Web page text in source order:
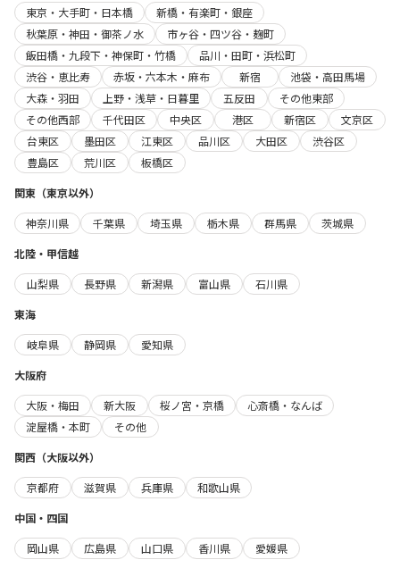
東京・大手町・日本橋
新橋・有楽町・銀座
秋葉原・神田・御茶ノ水
市ヶ谷・四ツ谷・麹町
飯田橋・九段下・神保町・竹橋
品川・田町・浜松町
渋谷・恵比寿
赤坂・六本木・麻布 新宿
池袋・高田馬場
大森・羽田
上野・浅草・日暮里 五反田
その他東部
その他西部
千代田区 中央区 港区 新宿区
文京区
台東区
墨田区 江東区 品川区 大田区
渋谷区
豊島区
荒川区
板橋区
関東（東京以外）
神奈川県
千葉県 埼玉県 栃木県 群馬県
茨城県
北陸・甲信越
山梨県
長野県 新潟県 富山県
石川県
東海
岐阜県
静岡県
愛知県
大阪府
大阪・梅田
新大阪 桜ノ宮・京橋
心斎橋・なんば
淀屋橋・本町
その他
関西（大阪以外）
京都府
滋賀県 兵庫県
和歌山県
中国・四国
岡山県
広島県 山口県 香川県
愛媛県